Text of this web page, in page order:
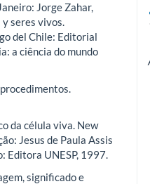
Jorge Zahar,
y seres vivos.
del Chile: Editorial
a ciência do mundo
da célula viva. New
Jesus de Paula Assis
Editora UNESP, 1997.
significado e